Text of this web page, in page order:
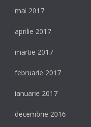
mai 2017
aprilie 2017
martie 2017
februarie 2017
ianuarie 2017
decembrie 2016